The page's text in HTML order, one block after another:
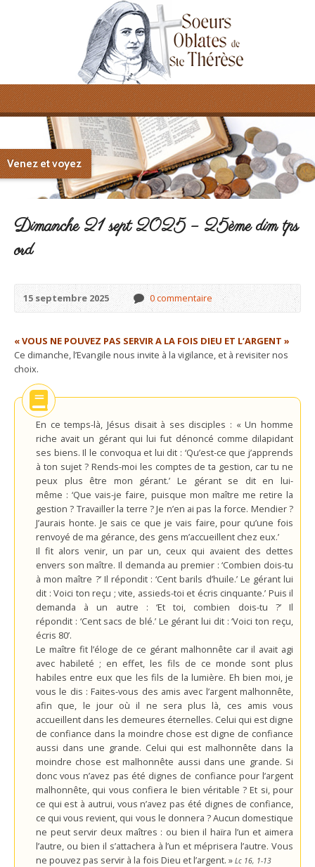
Venez et voyez
Dimanche 21 sept 2025 – 25ème dim tps
ord
15 septembre 2025 0 commentaire
« VOUS NE POUVEZ PAS SERVIR A LA FOIS DIEU ET L’ARGENT »
Ce dimanche, l’Evangile nous invite à la vigilance, et à revisiter nos
choix.
En ce temps-là, Jésus disait à ses disciples : « Un homme
riche avait un gérant qui lui fut dénoncé comme dilapidant
ses biens. Il le convoqua et lui dit : ‘Qu’est-ce que j’apprends
à ton sujet ? Rends-moi les comptes de ta gestion, car tu ne
peux plus être mon gérant.’ Le gérant se dit en lui-
même : ‘Que vais-je faire, puisque mon maître me retire la
gestion ? Travailler la terre ? Je n’en ai pas la force. Mendier ?
J’aurais honte. Je sais ce que je vais faire, pour qu’une fois
renvoyé de ma gérance, des gens m’accueillent chez eux.’
Il fit alors venir, un par un, ceux qui avaient des dettes
envers son maître. Il demanda au premier : ‘Combien dois-tu
à mon maître ?’ Il répondit : ‘Cent barils d’huile.’ Le gérant lui
dit : Voici ton reçu ; vite, assieds-toi et écris cinquante.’ Puis il
demanda à un autre : ‘Et toi, combien dois-tu ?’ Il
répondit : ‘Cent sacs de blé.’ Le gérant lui dit : ‘Voici ton reçu,
écris 80’.
Le maître fit l’éloge de ce gérant malhonnête car il avait agi
avec habileté ; en effet, les fils de ce monde sont plus
habiles entre eux que les fils de la lumière. Eh bien moi, je
vous le dis : Faites-vous des amis avec l’argent malhonnête,
afin que, le jour où il ne sera plus là, ces amis vous
accueillent dans les demeures éternelles. Celui qui est digne
de confiance dans la moindre chose est digne de confiance
aussi dans une grande. Celui qui est malhonnête dans la
moindre chose est malhonnête aussi dans une grande. Si
donc vous n’avez pas été dignes de confiance pour l’argent
malhonnête, qui vous confiera le bien véritable ? Et si, pour
ce qui est à autrui, vous n’avez pas été dignes de confiance,
ce qui vous revient, qui vous le donnera ? Aucun domestique
ne peut servir deux maîtres : ou bien il haïra l’un et aimera
l’autre, ou bien il s’attachera à l’un et méprisera l’autre. Vous
ne pouvez pas servir à la fois Dieu et l’argent. » Lc 16, 1-13